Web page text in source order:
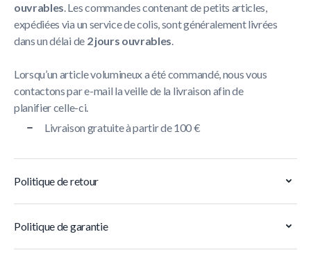
ouvrables. Les commandes contenant de petits articles,
expédiées via un service de colis, sont généralement livrées
dans un délai de 2 jours ouvrables.
Lorsqu’un article volumineux a été commandé, nous vous
contactons par e-mail la veille de la livraison afin de
planifier celle-ci.
Livraison gratuite à partir de 100 €
Politique de retour
Politique de garantie